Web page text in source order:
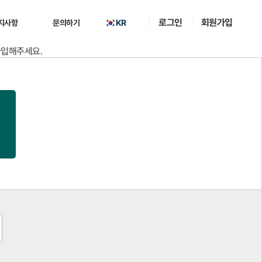
사항 문의하기 KR 로그인 회원가입
해주세요.